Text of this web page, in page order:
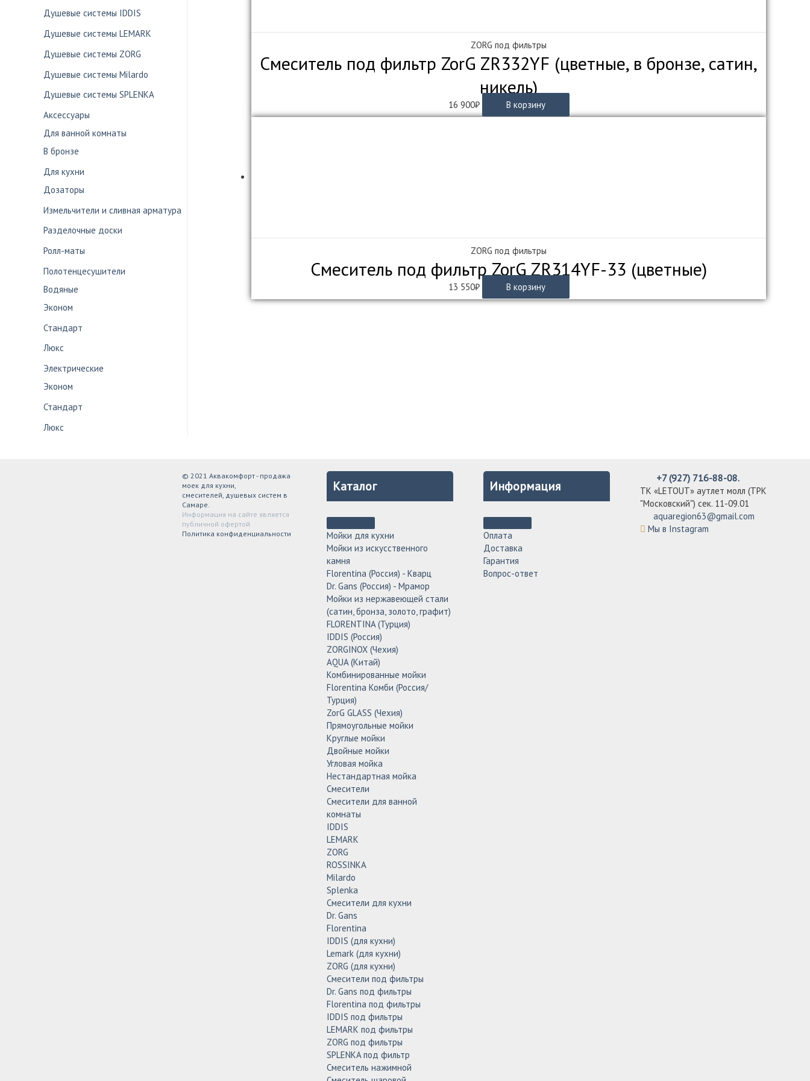
Душевые системы IDDIS
Душевые системы LEMARK
Душевые системы ZORG
Душевые системы Milardo
Душевые системы SPLENKA
Аксессуары
Для ванной комнаты
В бронзе
Для кухни
Дозаторы
Измельчители и сливная арматура
Разделочные доски
Ролл-маты
Полотенцесушители
Водяные
Эконом
Стандарт
Люкс
Электрические
Эконом
Стандарт
Люкс
ZORG под фильтры
Смеситель под фильтр ZorG ZR332YF (цветные, в бронзе, сатин,
никель)
16 900₽ В корзину
ZORG под фильтры
Смеситель под фильтр ZorG ZR314YF-33 (цветные)
13 550₽ В корзину
© 2021 Аквакомфорт - продажа
моек для кухни,
смесителей, душевых систем в
Самаре.
Информация на сайте является
публичной офертой
Политика конфиденциальности
Каталог
Мойки для кухни
Мойки из искусственного
камня
Florentina (Россия) - Кварц
Dr. Gans (Россия) - Мрамор
Мойки из нержавеющей стали
(сатин, бронза, золото, графит)
FLORENTINA (Турция)
IDDIS (Россия)
ZORGINOX (Чехия)
AQUA (Китай)
Комбинированные мойки
Florentina Комби (Россия/
Турция)
ZorG GLASS (Чехия)
Прямоугольные мойки
Круглые мойки
Двойные мойки
Угловая мойка
Нестандартная мойка
Смесители
Смесители для ванной
комнаты
IDDIS
LEMARK
ZORG
ROSSINKA
Milardo
Splenka
Смесители для кухни
Dr. Gans
Florentina
IDDIS (для кухни)
Lemark (для кухни)
ZORG (для кухни)
Смесители под фильтры
Dr. Gans под фильтры
Florentina под фильтры
IDDIS под фильтры
LEMARK под фильтры
ZORG под фильтры
SPLENKA под фильтр
Смеситель нажимной
Информация
Оплата
Доставка
Гарантия
Вопрос-ответ
+7 (927) 716-88-08.
ТК «LETOUT» аутлет молл (ТРК
"Московский") сек. 11-09.01
aquaregion63@gmail.com
Мы в Instagram